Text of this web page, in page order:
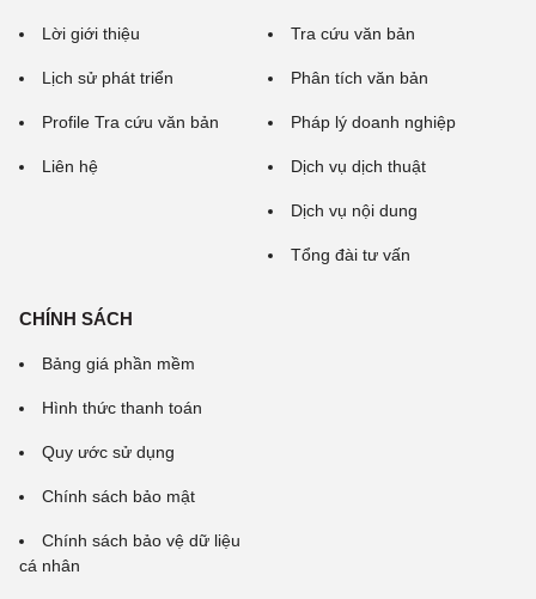
Lời giới thiệu
Lịch sử phát triển
Profile Tra cứu văn bản
Liên hệ
Tra cứu văn bản
Phân tích văn bản
Pháp lý doanh nghiệp
Dịch vụ dịch thuật
Dịch vụ nội dung
Tổng đài tư vấn
CHÍNH SÁCH
Bảng giá phần mềm
Hình thức thanh toán
Quy ước sử dụng
Chính sách bảo mật
Chính sách bảo vệ dữ liệu
cá nhân